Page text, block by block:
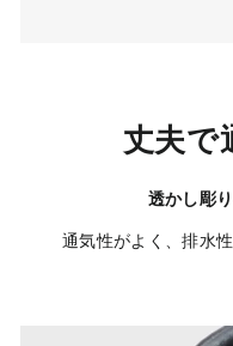
丈夫で
透かし彫
通気性がよく、排水